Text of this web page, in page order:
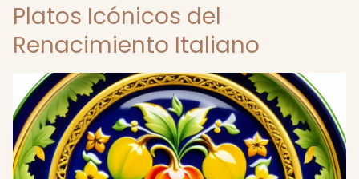
Platos Icónicos del
Renacimiento Italiano